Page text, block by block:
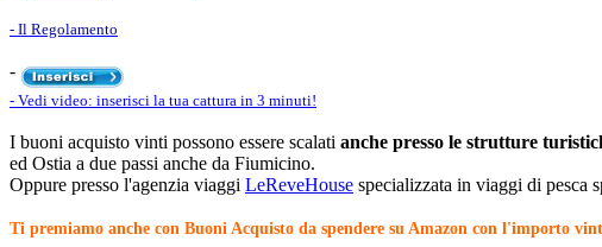
- Il Regolamento
-
- Vedi video: inserisci la tua cattura in 3 minuti!
I buoni acquisto vinti possono essere scalati anche presso le strutture
ed Ostia a due passi anche da Fiumicino.
Oppure presso l'agenzia viaggi LeReveHouse specializzata in viaggi di pesca
Ti premiamo anche con Buoni Acquisto da spendere su Amazon con l'importo